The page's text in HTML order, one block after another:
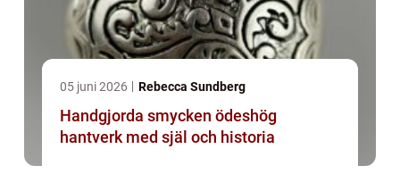
05 juni 2026 Rebecca Sundberg
Handgjorda smycken ödeshög
hantverk med själ och historia